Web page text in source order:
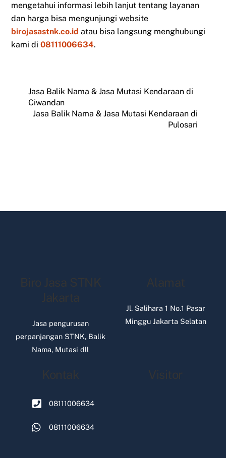
mengetahui informasi lebih lanjut tentang layanan
dan harga bisa mengunjungi website
birojasastnk.co.id atau bisa langsung menghubungi
kami di08111006634.
Jasa Balik Nama & Jasa Mutasi Kendaraan di
Ciwandan
Jasa Balik Nama & Jasa Mutasi Kendaraan di
Pulosari
Biro Jasa STNK
Jakarta
Jasa pengurusan
perpanjangan STNK, Balik
Nama, Mutasi dll
Alamat
Jl. Salihara 1 No.1 Pasar
Minggu Jakarta Selatan
Kontak
08111006634
08111006634
Visitor